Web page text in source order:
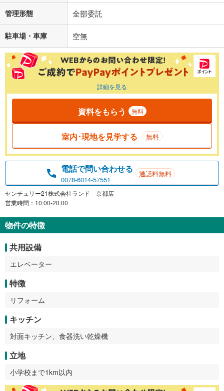
管理形態 全部委託
駐車場・車庫 空無
詳細を見る
資料をもらう 無料
室内･現地を見学する 無料
電話で問い合わせる
0078-6014-57551
通話料無料
センチュリー21株式会社ランド 京都店
営業時間：10:00-20:00
物件の特徴
共用設備
エレベーター
特徴
リフォーム
キッチン
対面キッチン、食器洗い乾燥機
立地
小学校まで1km以内